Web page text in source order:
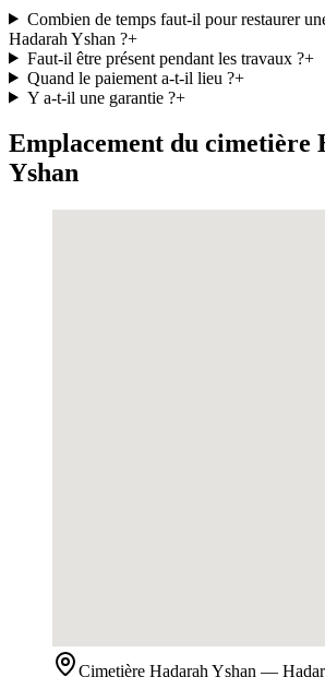
Combien de temps faut-il pour restaurer
Hadarah Yshan ?+
Faut-il être présent pendant les travaux ?+
Quand le paiement a-t-il lieu ?+
Y a-t-il une garantie ?+
Emplacement du cimetière
Yshan
Cimetière Hadarah Yshan —